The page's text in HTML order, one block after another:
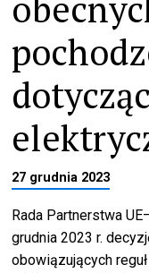
27 grudnia 2023
Rada Partnerstwa
grudnia 2023 r.
obowiązujących